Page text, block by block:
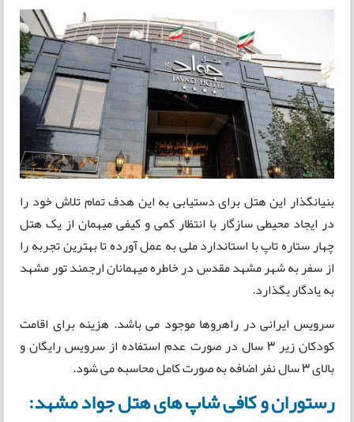
بنیانگذار این هتل برای دستیابی به این هدف تمام تلاش خود را
در ایجاد محیطی سازگار با انتظار کمی و کیفی میهمان از یک هتل
چهار ستاره تاپ با استاندارد ملی به عمل آورده تا بهترین تجربه را
از سفر به شهر مشهد مقدس در خاطره میهمانان ارجمند تور مشهد
به یادگار بگذارد.
سرویس ایرانی در راهروها موجود می باشد. هزینه برای اقامت
کودکان زیر 3 سال در صورت عدم استفاده از سرویس رایگان و
بالای 3 سال نفر اضافه به صورت کامل محاسبه می شود.
رستوران و کافی شاپ های هتل جواد مشهد: